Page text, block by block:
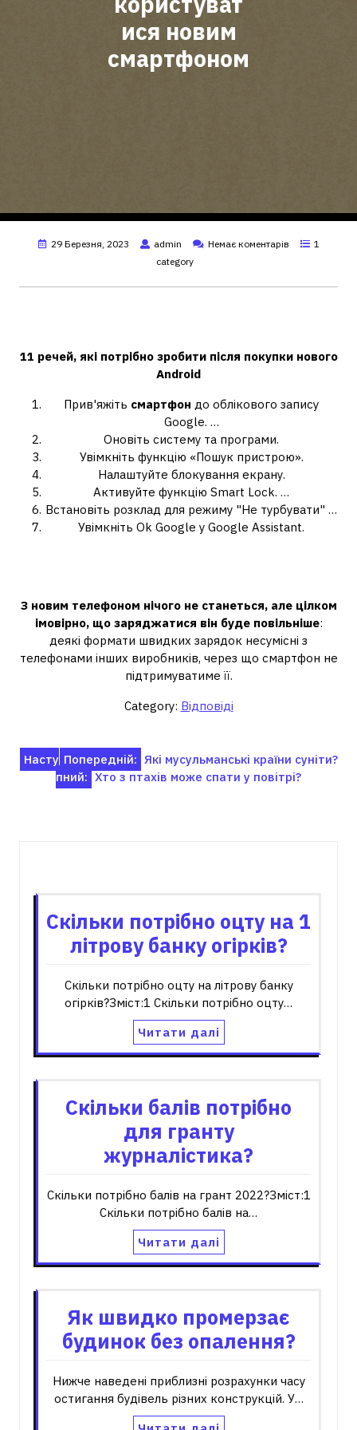
ися новим
смартфоном
29 Березня, 2023 admin Немає коментарів
1
category
11 речей, які потрібно зробитипісля покупки нового
Android
Прив'яжіть смартфон до облікового запису
Google. …
Оновіть систему та програми.
Увімкніть функцію «Пошук пристрою».
Налаштуйте блокування екрану.
Активуйте функцію Smart Lock. …
Встановіть розклад для режиму "Не турбувати" …
Увімкніть Ok Google у Google Assistant.
З новим телефоном нічого не станеться, але цілком
імовірно, що заряджатися він буде повільніше:
деякі формати швидких зарядок несумісні з
телефонами інших виробників, через що смартфон не
підтримуватиме її.
Category: Відповіді
Навігація
записів
Попередній: Які мусульманські країни суніти?
Насту
пний: Хто з птахів може спати у повітрі?
Скільки потрібно оцту на 1
літрову банку огірків?
Скільки потрібно оцту на літрову банку
огірків?Зміст:1 Скільки потрібно оцту…
Читати далі
Скільки балів потрібно
для гранту
журналістика?
Скільки потрібно балів на грант 2022?Зміст:1
Скільки потрібно балів на…
Читати далі
Як швидко промерзає
будинок без опалення?
Нижче наведені приблизні розрахунки часу
остигання будівель різних конструкцій. У…